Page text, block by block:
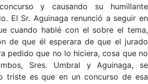
y causando su humillante
El Sr. Aguinaga renunció a seguir en
cuando hablé con el sobre el tema,
de que él esperara de que el jurado
pedido que no lo hiciera, cosa que no
Sres. Umbral y Aguinaga, se
triste es que en un concurso de esa